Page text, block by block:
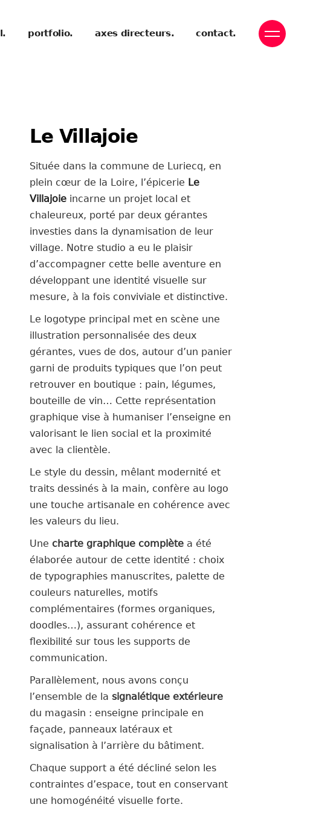
portfolio. axes directeurs. contact.
Le Villajoie
Située dans la commune de Luriecq, en
plein cœur de la Loire, l’épicerie Le
Villajoie incarne un projet local et
chaleureux, porté par deux gérantes
investies dans la dynamisation de leur
village. Notre studio a eu le plaisir
d’accompagner cette belle aventure en
développant une identité visuelle sur
mesure, à la fois conviviale et distinctive.
Le logotype principal met en scène une
illustration personnalisée des deux
gérantes, vues de dos, autour d’un panier
garni de produits typiques que l’on peut
retrouver en boutique : pain, légumes,
bouteille de vin… Cette représentation
graphique vise à humaniser l’enseigne en
valorisant le lien social et la proximité
avec la clientèle.
Le style du dessin, mêlant modernité et
traits dessinés à la main, confère au logo
une touche artisanale en cohérence avec
les valeurs du lieu.
Une charte graphique complète a été
élaborée autour de cette identité : choix
de typographies manuscrites, palette de
couleurs naturelles, motifs
complémentaires (formes organiques,
doodles…), assurant cohérence et
flexibilité sur tous les supports de
communication.
Parallèlement, nous avons conçu
l’ensemble de la signalétique extérieure
du magasin : enseigne principale en
façade, panneaux latéraux et
signalisation à l’arrière du bâtiment.
Chaque support a été décliné selon les
contraintes d’espace, tout en conservant
une homogénéité visuelle forte.